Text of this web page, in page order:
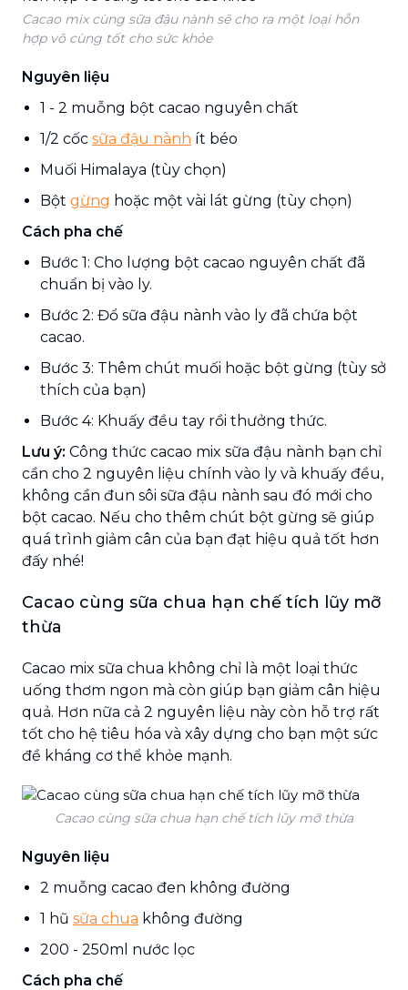
Cacao mix cùng sữa đậu nành sẽ cho ra một loại hỗn
hợp vô cùng tốt cho sức khỏe
Nguyên liệu
1 - 2 muỗng bột cacao nguyên chất
1/2 cốc sữa đậu nành ít béo
Muối Himalaya (tùy chọn)
Bột gừng hoặc một vài lát gừng (tùy chọn)
Cách pha chế
Bước 1: Cho lượng bột cacao nguyên chất đã
chuẩn bị vào ly.
Bước 2: Đổ sữa đậu nành vào ly đã chứa bột
cacao.
Bước 3: Thêm chút muối hoặc bột gừng (tùy sở
thích của bạn)
Bước 4: Khuấy đều tay rồi thưởng thức.
Lưu ý: Công thức cacao mix sữa đậu nành bạn chỉ
cần cho 2 nguyên liệu chính vào ly và khuấy đều,
không cần đun sôi sữa đậu nành sau đó mới cho
bột cacao. Nếu cho thêm chút bột gừng sẽ giúp
quá trình giảm cân của bạn đạt hiệu quả tốt hơn
đấy nhé!
Cacao cùng sữa chua hạn chế tích lũy mỡ
thừa
Cacao mix sữa chua không chỉ là một loại thức
uống thơm ngon mà còn giúp bạn giảm cân hiệu
quả. Hơn nữa cả 2 nguyên liệu này còn hỗ trợ rất
tốt cho hệ tiêu hóa và xây dựng cho bạn một sức
đề kháng cơ thể khỏe mạnh.
Cacao cùng sữa chua hạn chế tích lũy mỡ thừa
Nguyên liệu
2 muỗng cacao đen không đường
1 hũ sữa chua không đường
200 - 250ml nước lọc
Cách pha chế